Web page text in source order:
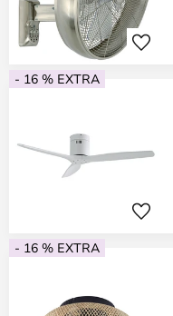
- 16 % EXTRA
- 16 % EXTRA